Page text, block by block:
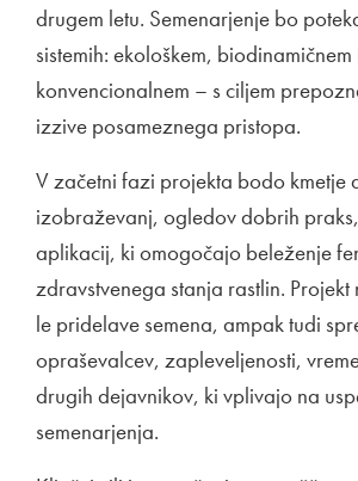
drugem letu. Semenarjenje bo
sistemih: ekološkem, biodinamičnem
konvencionalnem – s ciljem
izzive posameznega pristopa.
V začetni fazi projekta bodo kmetje
izobraževanj, ogledov dobrih
aplikacij, ki omogočajo beleženje
zdravstvenega stanja rastlin.
le pridelave semena, ampak tudi
opraševalcev, zapleveljenosti,
drugih dejavnikov, ki vplivajo na
semenarjenja.